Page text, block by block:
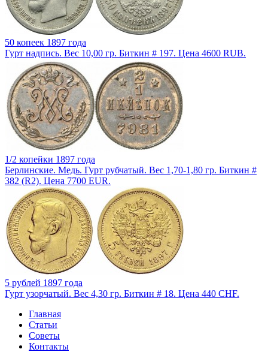
50 копеек 1897 года
Гурт надпись. Вес 10,00 гр. Биткин # 197. Цена 4600 RUB.
1/2 копейки 1897 года
Берлинские. Медь. Гурт рубчатый. Вес 1,70-1,80 гр. Биткин #
382 (R2). Цена 7700 EUR.
5 рублей 1897 года
Гурт узорчатый. Вес 4,30 гр. Биткин # 18. Цена 440 CHF.
Главная
Статьи
Советы
Контакты